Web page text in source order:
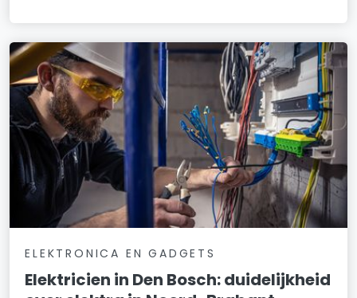
ELEKTRONICA EN GADGETS
Elektricien in Den Bosch: duidelijkheid